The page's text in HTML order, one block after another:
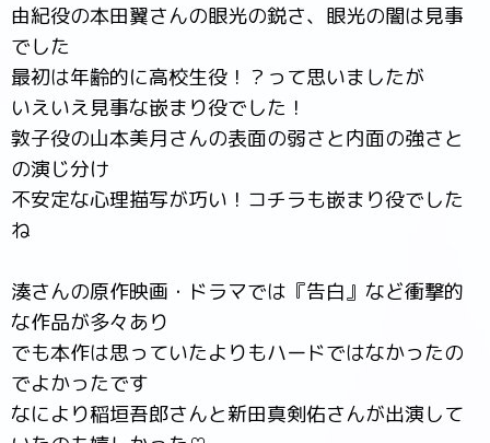
由紀役の本田翼さんの眼光の鋭さ、眼光の闇は見事
でした
最初は年齢的に高校生役！？って思いましたが
いえいえ見事な嵌まり役でした！
敦子役の山本美月さんの表面の弱さと内面の強さと
の演じ分け
不安定な心理描写が巧い！コチラも嵌まり役でした
ね
湊さんの原作映画・ドラマでは『告白』など衝撃的
な作品が多々あり
でも本作は思っていたよりもハードではなかったの
でよかったです
なにより稲垣吾郎さんと新田真剣佑さんが出演して